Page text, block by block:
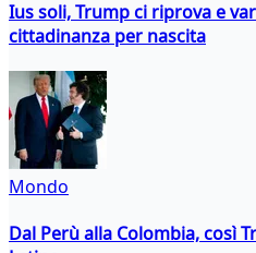
Ius soli, Trump ci riprova e
cittadinanza per nascita
Mondo
Dal Perù alla Colombia, così